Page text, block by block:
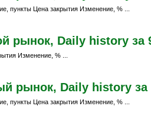
пункты Цена закрытия Изменение, % ...
рынок, Daily history за
Изменение, % ...
рынок, Daily history за
пункты Цена закрытия Изменение, % ...